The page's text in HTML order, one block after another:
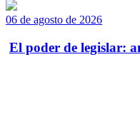
06 de agosto de 2026
El poder de legislar: